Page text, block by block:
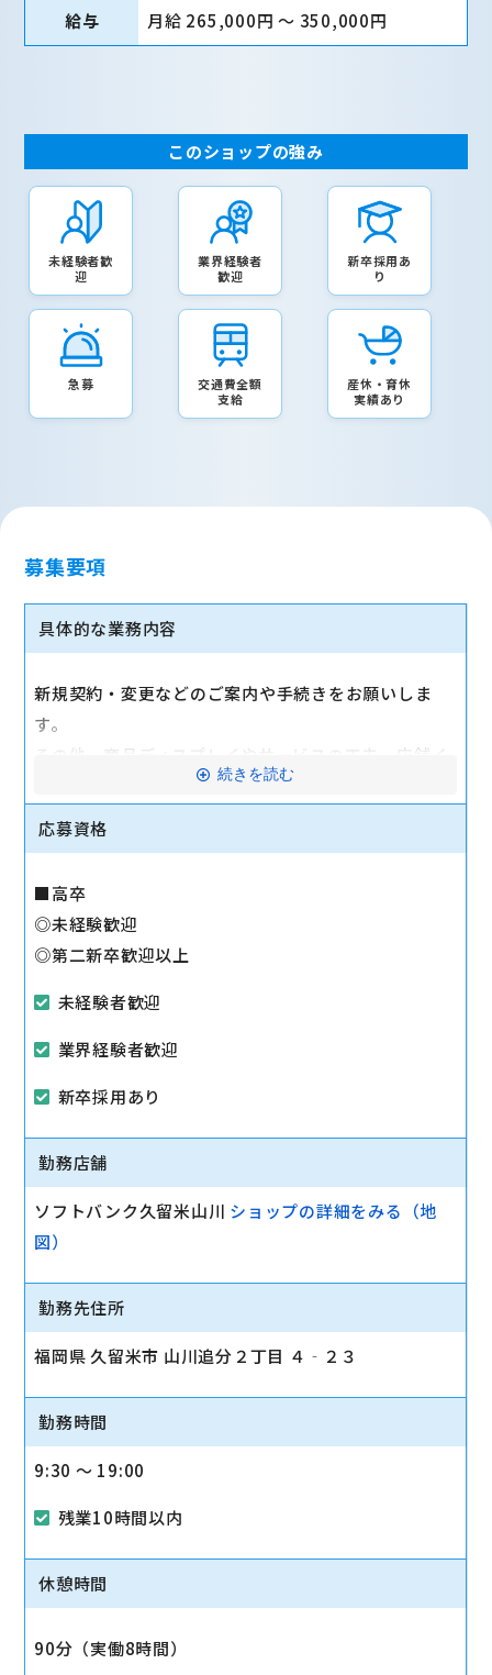
給与 月給 265,000円 〜 350,000円
このショップの強み
未経験者歓
迎
業界経験者
歓迎
新卒採用あ
り
急募
交通費全額
支給
産休・育休
実績あり
募集要項
具体的な業務内容
新規契約・変更などのご案内や手続きをお願いしま
す。
その他、商品ディスプレイやサービスの工夫、店舗イ
ベントなど、店舗ごとのお店作りもお任せしていきま
す。
慣れるまではパンフレットや説明POPを見ながらの接
客もまったく問題ありません◎
続きを読む
応募資格
■高卒
◎未経験歓迎
◎第二新卒歓迎以上
未経験者歓迎
業界経験者歓迎
新卒採用あり
勤務店舗
ソフトバンク久留米山川 ショップの詳細をみる（地
図）
勤務先住所
福岡県 久留米市 山川追分２丁目 ４‐２３
勤務時間
9:30 〜 19:00
残業10時間以内
休憩時間
90分（実働8時間）